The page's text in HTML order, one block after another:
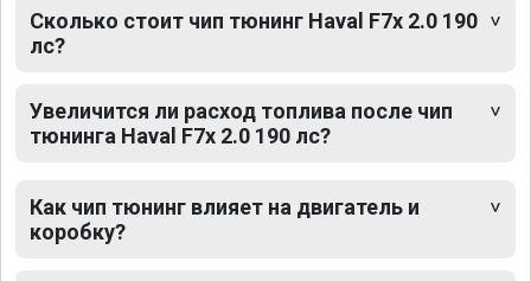
Сколько стоит чип тюнинг Haval F7x 2.0 190
лс?
Увеличится ли расход топлива после чип
тюнинга Haval F7x 2.0 190 лс?
Как чип тюнинг влияет на двигатель и
коробку?